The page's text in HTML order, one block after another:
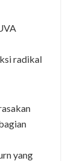
radikal
yang